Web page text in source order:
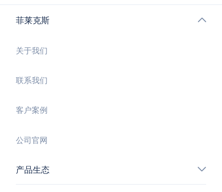
菲莱克斯
关于我们
联系我们
客户案例
公司官网
产品生态